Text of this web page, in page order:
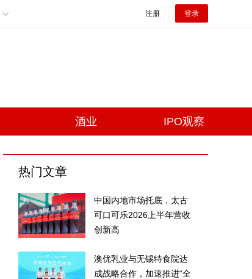
注册 登录
酒业 IPO观察
热门文章
中国内地市场托底，太古
可口可乐2026上半年营收
创新高
澳优乳业与无锡特食院达
成战略合作，加速推进“全